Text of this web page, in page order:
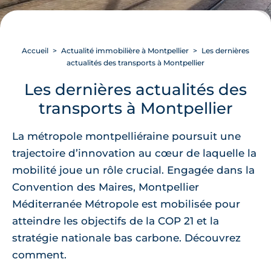
Accueil Actualité immobilière à Montpellier
Les dernières
actualités des transports à Montpellier
Les dernières actualités des
transports à Montpellier
La métropole montpelliéraine poursuit une
trajectoire d’innovation au cœur de laquelle la
mobilité joue un rôle crucial. Engagée dans la
Convention des Maires, Montpellier
Méditerranée Métropole est mobilisée pour
atteindre les objectifs de la COP 21 et la
stratégie nationale bas carbone. Découvrez
comment.